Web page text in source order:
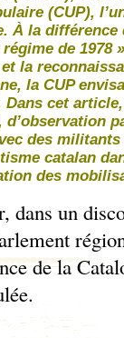
(CUP),
À la différence
de 1978
la
la CUP
Dans cet
des
catalan
des
dans un
de la